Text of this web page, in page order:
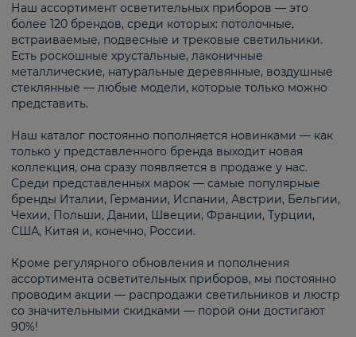
Наш ассортимент осветительных приборов — это
более 120 брендов, среди которых: потолочные,
встраиваемые, подвесные и трековые светильники.
Есть роскошные хрустальные, лаконичные
металлические, натуральные деревянные, воздушные
стеклянные — любые модели, которые только можно
представить.
Наш каталог постоянно пополняется новинками — как
только у представленного бренда выходит новая
коллекция, она сразу появляется в продаже у нас.
Среди представленных марок — самые популярные
бренды Италии, Германии, Испании, Австрии, Бельгии,
Чехии, Польши, Дании, Швеции, Франции, Турции,
США, Китая и, конечно, России.
Кроме регулярного обновления и пополнения
ассортимента осветительных приборов, мы постоянно
проводим акции — распродажи светильников и люстр
со значительными скидками — порой они достигают
90%!